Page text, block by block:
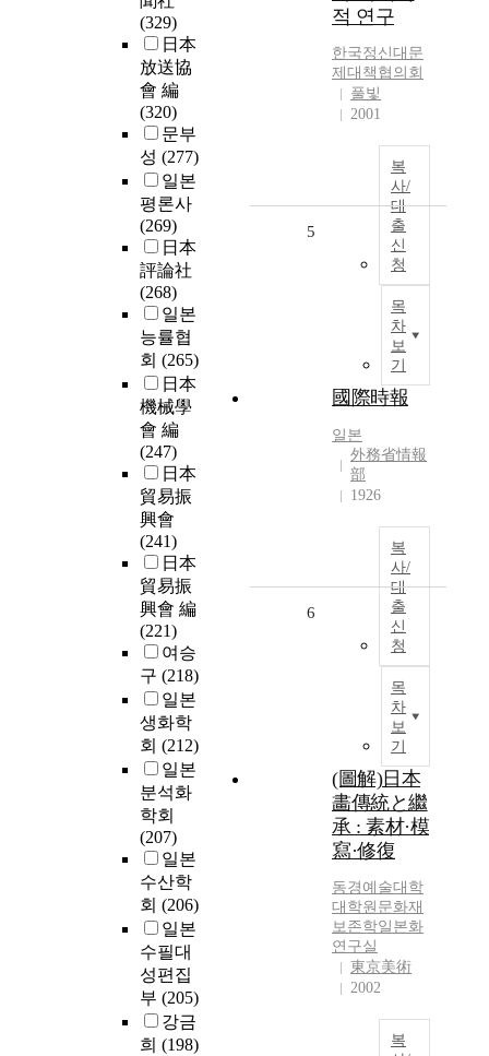
(329)
日本
放送協
會 編
(320)
문부
성 (277)
일본
평론사
(269)
日本
評論社
(268)
일본
능률협
회 (265)
日本
機械學
會 編
(247)
日本
貿易振
興會
(241)
日本
貿易振
興會 編
(221)
여승
구 (218)
일본
생화학
회 (212)
일본
분석화
학회
(207)
일본
수산학
회 (206)
일본
수필대
성편집
부 (205)
강금
희 (198)
적 연구
한국정신대문
제대책협의회
풀빛
2001
복
사/
대
출
신
청
목
차
보
기
5
國際時報
일본
外務省情報
部
1926
복
사/
대
출
신
청
목
차
보
기
6
(圖解)日本
畵傳統と繼
承 : 素材·模
寫·修復
동경예술대학
대학원문화재
보존학일본화
연구실
東京美術
2002
복